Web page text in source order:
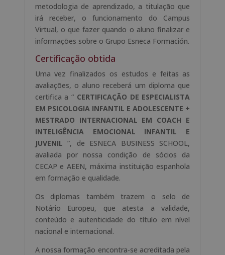
metodologia de aprendizado, a titulação que
irá receber, o funcionamento do Campus
Virtual, o que fazer quando o aluno finalizar e
informações sobre o Grupo Esneca Formación.
Certificação obtida
Uma vez finalizados os estudos e feitas as
avaliações, o aluno receberá um diploma que
certifica a “ CERTIFICAÇÃO DE ESPECIALISTA
EM PSICOLOGIA INFANTIL E ADOLESCENTE +
MESTRADO INTERNACIONAL EM COACH E
INTELIGÊNCIA EMOCIONAL INFANTIL E
JUVENIL ”, de ESNECA BUSINESS SCHOOL,
avaliada por nossa condição de sócios da
CECAP e AEEN, máxima instituição espanhola
em formação e qualidade.
Os diplomas também trazem o selo de
Notário Europeu, que atesta a validade,
conteúdo e autenticidade do título em nível
nacional e internacional.
A nossa formação encontra-se acreditada pela